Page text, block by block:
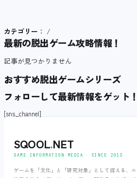
カテゴリー ： /
最新の脱出ゲーム攻略情報！
記事が見つかりません
おすすめ脱出ゲームシリーズ
フォローして最新情報をゲット！
[sns_channel]
SQOOL.NET
GAME INFORMATION MEDIA ‧ SINCE 2013
ゲームを「文化」と「研究対象」として捉える、